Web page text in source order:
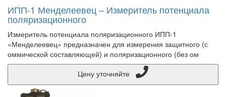
ИПП-1 Менделеевец – Измеритель потенциала
поляризационного
Измеритель потенциала поляризационного ИПП-1
«Менделеевец» предназначен для измерения защитного (с
оммической составляющей) и поляризационного (без ом